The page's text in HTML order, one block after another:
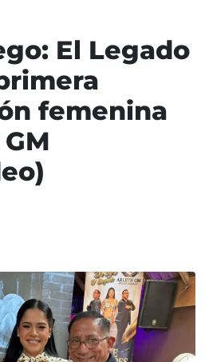
El Legado
femenina